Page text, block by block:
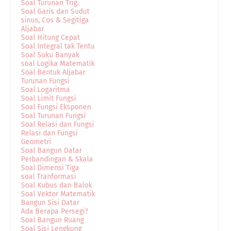
Soal Turunan Trig.
Soal Garis dan Sudut
sinus, Cos & Segitiga
Aljabar
Soal Hitung Cepat
Soal Integral tak Tentu
Soal Suku Banyak
soal Logika Matematik
Soal Bentuk Aljabar
Turunan Fungsi
Soal Logaritma
Soal Limit Fungsi
Soal Fungsi Eksponen
Soal Turunan Fungsi
Soal Relasi dan Fungsi
Relasi dan Fungsi
Geometri
Soal Bangun Datar
Perbandingan & Skala
Soal Dimensi Tiga
soal Tranformasi
Soal Kubus dan Balok
Soal Vektor Matematik
Bangun Sisi Datar
Ada Berapa Persegi?
Soal Bangun Ruang
Soal Sisi Lengkung